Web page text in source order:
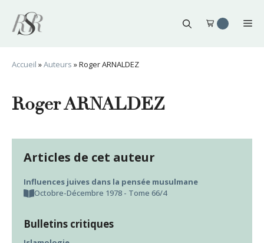
contenu
Accueil »Auteurs »Roger ARNALDEZ
Roger ARNALDEZ
Articles de cet auteur
Influences juives dans la pensée musulmane
Octobre-Décembre 1978 - Tome 66/4
Bulletins critiques